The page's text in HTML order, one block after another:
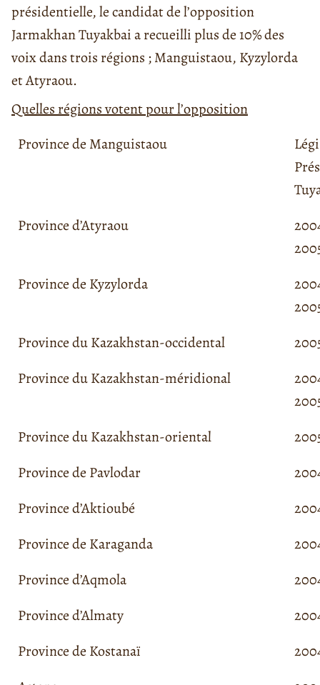
présidentielle, le candidat de l’opposition
Jarmakhan Tuyakbai a recueilli plus de 10% des
voix dans trois régions ; Manguistaou, Kyzylorda
et Atyraou.
Quelles régions votent pour l’opposition
Province de Manguistaou
Province d’Atyraou
Province de Kyzylorda
Province du Kazakhstan-occidental
Province du Kazakhstan-méridional
Province du Kazakhstan-oriental
Province de Pavlodar
Province d’Aktioubé
Province de Karaganda
Province d’Aqmola
Province d’Almaty
Province de Kostanaï